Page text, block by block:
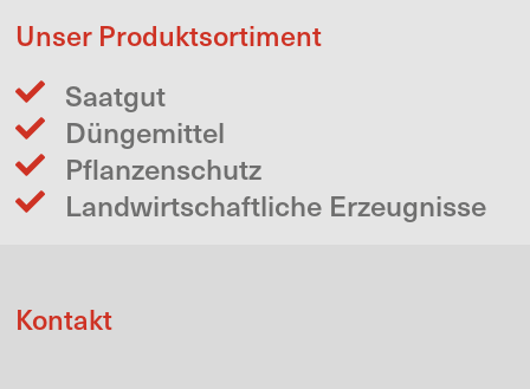
Unser Produktsortiment
Saatgut
Düngemittel
Pflanzenschutz
Landwirtschaftliche Erzeugnisse
Kontakt